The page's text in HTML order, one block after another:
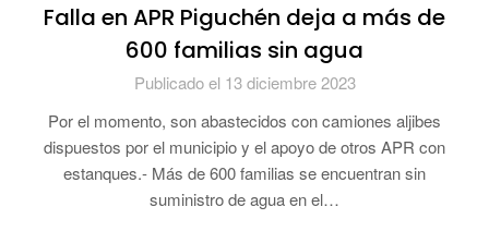
Falla en APR Piguchén deja a más de
600 familias sin agua
Publicado el 13 diciembre 2023
Por el momento, son abastecidos con camiones aljibes
dispuestos por el municipio y el apoyo de otros APR con
estanques.- Más de 600 familias se encuentran sin
suministro de agua en el…